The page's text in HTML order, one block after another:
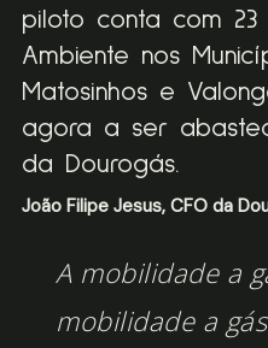
piloto conta com 23
Ambiente nos
Matosinhos e
agora a ser
da Dourogás.
João Filipe Jesus, CFO da
A mobilidade a
mobilidade a